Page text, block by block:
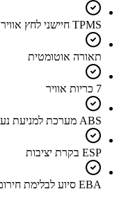
TPMS חיישני לחץ אוויר
תאורה אוטומטית
7 כריות אוויר
ABS מערכת למניעת נעילת גלגלים
ESP בקרת יציבות
EBA סיוע לבלימת חירום